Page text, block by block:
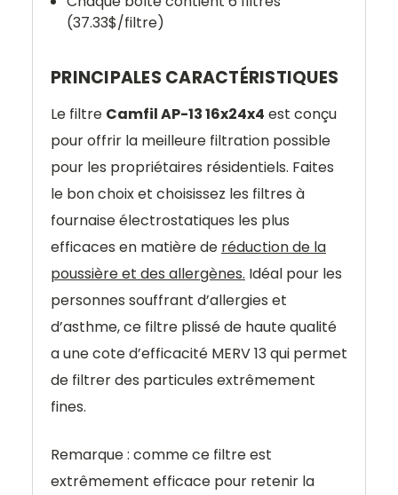
(37.33$/filtre)
PRINCIPALES CARACTÉRISTIQUES
Le filtre Camfil AP-13 16x24x4 est conçu
pour offrir la meilleure filtration possible
pour les propriétaires résidentiels. Faites
le bon choix et choisissez les filtres à
fournaise électrostatiques les plus
efficaces en matière de réduction de la
poussière et des allergènes. Idéal pour les
personnes souffrant d’allergies et
d’asthme, ce filtre plissé de haute qualité
a une cote d’efficacité MERV 13 qui permet
de filtrer des particules extrêmement
fines.
Remarque : comme ce filtre est
extrêmement efficace pour retenir la